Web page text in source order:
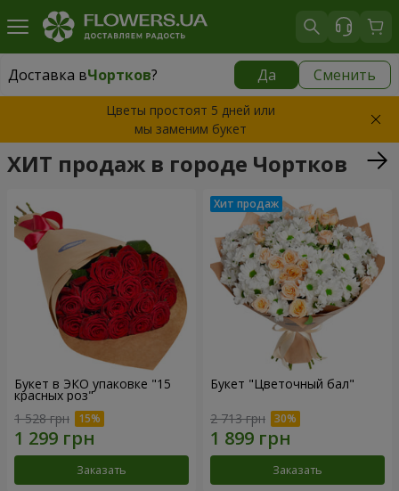
Доставка вЧортков? Да Сменить
Доставка вЧортков|
Цветы простоят 5 дней или
мы заменим букет
ХИТ продаж в городе Чортков
Букет в ЭКО упаковке "15
красных роз"
1 528 грн
Заказать
Букет "Цветочный бал"
2 713 грн
Заказать